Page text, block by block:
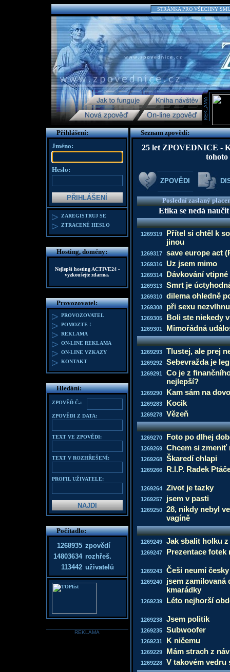
STRÁNKA PRO VŠECHNY
Seznam zpovědí:
25 let ZPOVEDNICE -
tohoto
ZPOVĚDI
Poslední zaslaný
Etika se nedá
1269319
Přítel si chtěl k
jinou
1269317 save europe act
1269316 Uz jsem mimo
1269314 Dávkování vtipné
1269313 Smrt je
1269310 dilema ohledně
1269308 při sexu nezvlhnu
1269305 Boli ste niekedy
1269301 Mimořádná
1269293 Tlustej, ale prej
1269292 Sebevražda je
1269291
Co je z
nejlepší?
1269290 Kam sám na
1269283 Kocik
1269278 Vězeň
1269270 Foto po dlhej
1269269 Chcem si zmeniť
1269268 Škaredí chlapi
1269266 R.I.P. Radek
1269264 Zivot je tazky
1269257 jsem v pasti
1269250
28, nikdy nebyl
vagíně
1269249 Jak sbalit holku z
1269247 Prezentace fotek
1269243 Češi neumí česky
1269240
jsem zamilovaná
kmarádky
1269239 Léto nejhorší
1269238 Jsem politik
1269235 Subwoofer
1269231 K ničemu
1269229 Mám strach z
1269228 V takovém vedru
Přihlášení:
Jméno:
Heslo:
ZAREGISTRUJ SE
ZTRACENÉ HESLO
Hosting, domény:
Nejlepší hosting ACTIVE24-
vyzkoušejte zdarma.
Provozovatel:
PROVOZOVATEL
POMOZTE !
REKLAMA
ON-LINE REKLAMA
ON-LINE VZKAZY
KONTAKT
Hledání:
ZPOVĚĎ Č.:
ZPOVĚDI Z DATA:
TEXT VE ZPOVĚDI:
TEXT V ROZHŘEŠENÍ:
PROFIL UŽIVATELE:
Počítadlo:
1268935 zpovědí
14803634 rozhřeš.
113442 uživatelů
REKLAMA